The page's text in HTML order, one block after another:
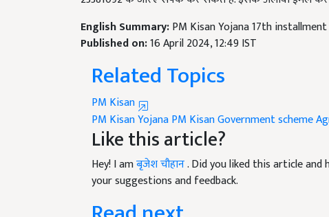
PM Kisan Yojana 17th
Published on:16 April 2024, 12:49 IST
Related Topics
PM Kisan
PM Kisan Yojana
Like this article?
Hey! I amबृजेश चौहान. Did you liked this article and
your suggestions and feedback.
Read next